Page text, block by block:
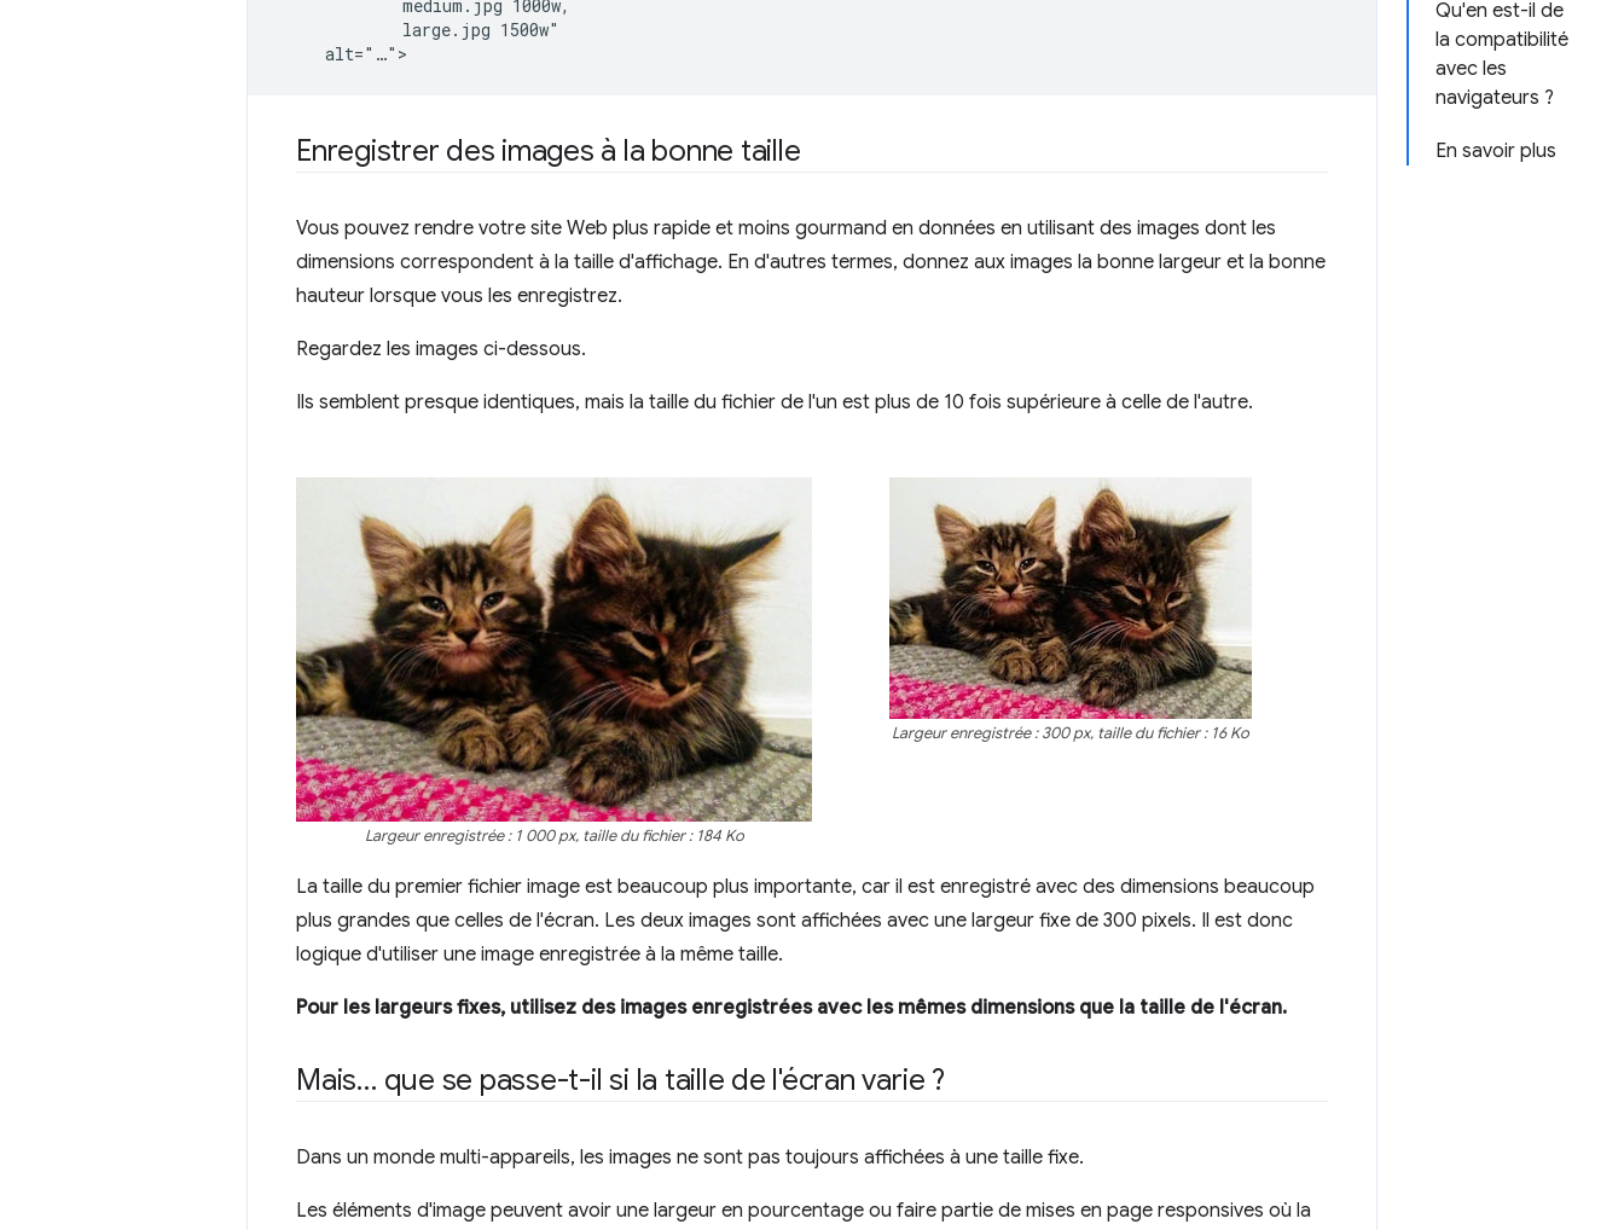
Qu'en est-il de
la compatibilité
avec les
navigateurs ?
En savoir plus
             medium.jpg 1000w,
             large.jpg 1500w"
Enregistrer des images à la bonne taille
Vous pouvez rendre votre site Web plus rapide et moins gourmand en données en utilisant des images dont les
dimensions correspondent à la taille d'affichage. En d'autres termes, donnez aux images la bonne largeur et la bonne
hauteur lorsque vous les enregistrez.
Regardez les images ci-dessous.
Ils semblent presque identiques, mais la taille du fichier de l'un est plus de 10 fois supérieure à celle de l'autre.
Largeur enregistrée : 1 000 px, taille du fichier : 184 Ko
Largeur enregistrée : 300 px, taille du fichier : 16 Ko
La taille du premier fichier image est beaucoup plus importante, car il est enregistré avec des dimensions beaucoup
plus grandes que celles de l'écran. Les deux images sont affichées avec une largeur fixe de 300 pixels. Il est donc
logique d'utiliser une image enregistrée à la même taille.
Pour les largeurs fixes, utilisez des images enregistrées avec les mêmes dimensions que la taille de l'écran.
Mais… que se passe-t-il si la taille de l'écran varie ?
Dans un monde multi-appareils, les images ne sont pas toujours affichées à une taille fixe.
Les éléments d'image peuvent avoir une largeur en pourcentage ou faire partie de mises en page responsives où la